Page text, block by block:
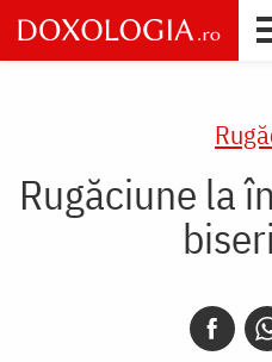
Skip
to
main
Rugăciune la